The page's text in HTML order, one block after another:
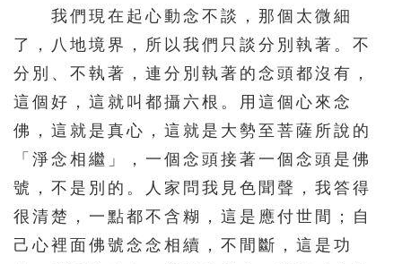
296 297 298 299 300
301 302 303 304 305
306 307 308 309 310
316 318 319 320
321 322 323 324 325
326 327 328 329 330
331 332 333 334 335
我們現在起心動念不談，那個太微細
了，八地境界，所以我們只談分別執著。不
分別、不執著，連分別執著的念頭都沒有，
這個好，這就叫都攝六根。用這個心來念
佛，這就是真心，這就是大勢至菩薩所說的
「淨念相繼」，一個念頭接著一個念頭是佛
號，不是別的。人家問我見色聞聲，我答得
很清楚，一點都不含糊，這是應付世間；自
己心裡面佛號念念相續，不間斷，這是功